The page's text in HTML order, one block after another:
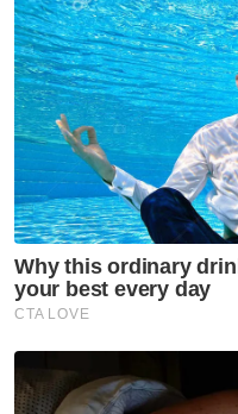
Tanah Negara dan
pelbagai agensi
peringkat negeri.
“Setakat ini tiada
menjejaskan
perobohan,
monsun yang
Golok meningkat
melaksanakan